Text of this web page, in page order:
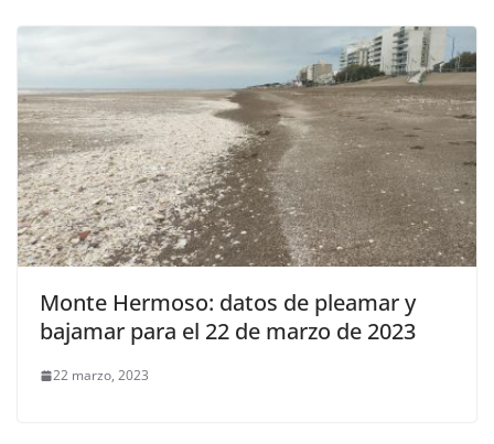
Monte Hermoso: datos de pleamar y
bajamar para el 22 de marzo de 2023
22 marzo, 2023